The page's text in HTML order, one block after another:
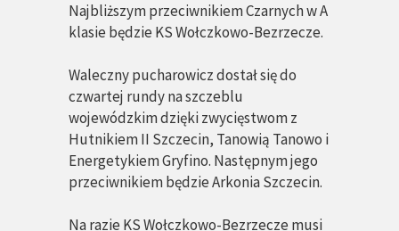
Najbliższym przeciwnikiem Czarnych w A
klasie będzie KS Wołczkowo-Bezrzecze.
Waleczny pucharowicz dostał się do
czwartej rundy na szczeblu
wojewódzkim dzięki zwycięstwom z
Hutnikiem II Szczecin, Tanowią Tanowo i
Energetykiem Gryfino. Następnym jego
przeciwnikiem będzie Arkonia Szczecin.
Na razie KS Wołczkowo-Bezrzecze musi